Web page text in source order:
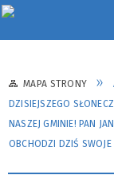
MAPA STRONY
DZISIEJSZEGO
NASZEJ GMINIE! PAN
OBCHODZI DZIŚ